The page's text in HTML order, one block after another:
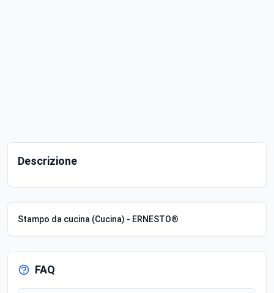
Descrizione
Stampo da cucina (Cucina) - ERNESTO®
FAQ